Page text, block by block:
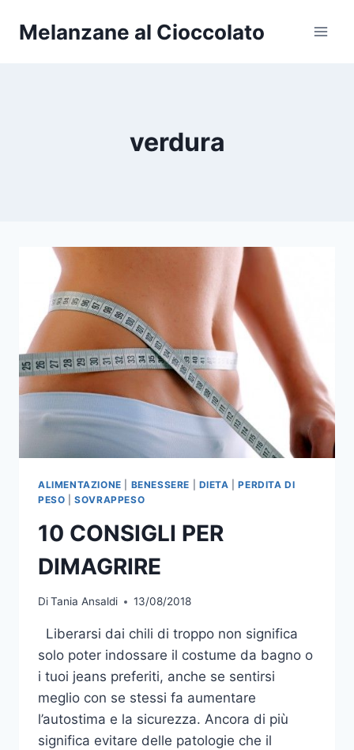
Melanzane al Cioccolato
verdura
ALIMENTAZIONE BENESSERE DIETA |PERDITA DI
PESO |SOVRAPPESO
10 CONSIGLI PER
DIMAGRIRE
DiTania Ansaldi 13/08/2018
Liberarsi dai chili di troppo non significa
solo poter indossare il costume da bagno o
i tuoi jeans preferiti, anche se sentirsi
meglio con se stessi fa aumentare
l’autostima e la sicurezza. Ancora di più
significa evitare delle patologie che il